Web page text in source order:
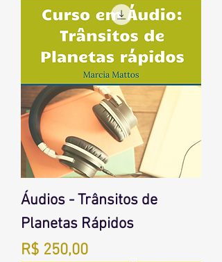
Áudios - Trânsitos de
Planetas Rápidos
Preço
R$ 250,00